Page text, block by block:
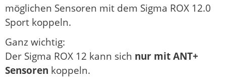
möglichen Sensoren mit dem Sigma ROX 12.0
Sport koppeln.
Ganz wichtig:
Der Sigma ROX 12 kann sich nur mit ANT+
Sensoren koppeln.